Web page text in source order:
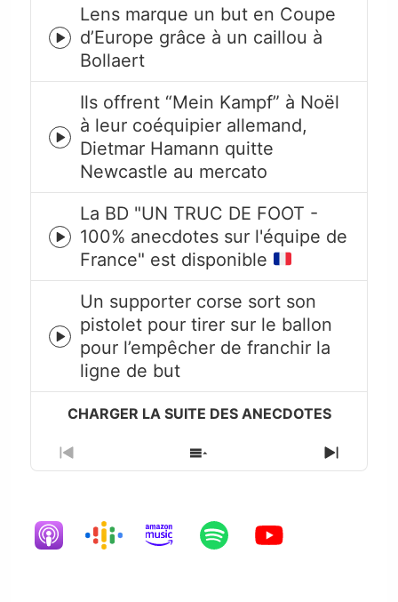
Episode
play
icon
Lens marque un but en Coupe
d’Europe grâce à un caillou à
Bollaert
Episode
play
icon
Ils offrent “Mein Kampf” à Noël
à leur coéquipier allemand,
Dietmar Hamann quitte
Newcastle au mercato
Episode
play
icon
La BD "UN TRUC DE FOOT -
100% anecdotes sur l'équipe de
France" est disponible
Episode
play
icon
Un supporter corse sort son
pistolet pour tirer sur le ballon
pour l’empêcher de franchir la
ligne de but
Previous
Episode
Show
Episodes
Next
Episode